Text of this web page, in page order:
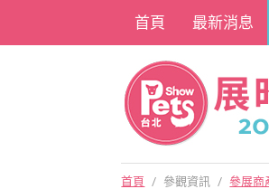
首頁 最新消息
首頁 / 參觀資訊 / 參展商